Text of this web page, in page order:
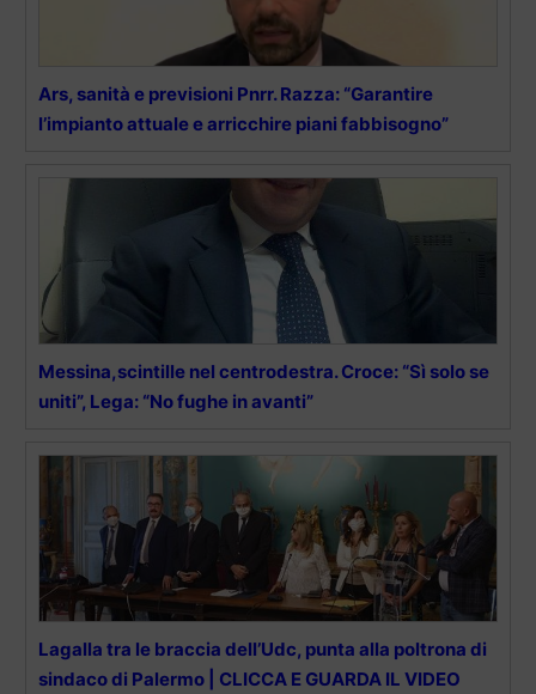
Ars, sanità e previsioni Pnrr. Razza: “Garantire
l’impianto attuale e arricchire piani fabbisogno”
Messina,scintille nel centrodestra. Croce: “Sì solo se
uniti”, Lega: “No fughe in avanti”
Lagalla tra le braccia dell’Udc, punta alla poltrona di
sindaco di Palermo | CLICCA E GUARDA IL VIDEO